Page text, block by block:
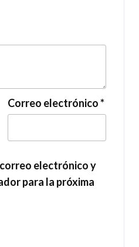
Correo electrónico*
electrónico y
para la próxima